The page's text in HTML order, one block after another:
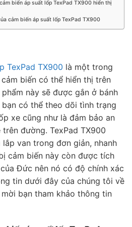
biến áp suất lốp TexPad TX900 hiển thị
cảm biến áp suất lốp TexPad TX900
TexPad TX900 là một trong
biến có thể hiển thị trên
này sẽ được gắn ở bánh
có thể theo dõi tình trạng
xe cũng như là đảm bảo an
đường. TexPad TX900
van trong đơn giản, nhanh
cảm biến này còn được tích
Đức nên nó có độ chính xác
tin dưới đây của chúng tôi về
bạn tham khảo thông tin